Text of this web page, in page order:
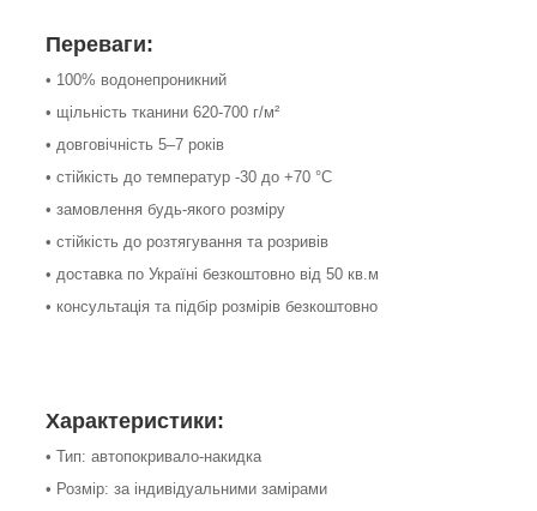
Переваги:
• 100% водонепроникний
• щільність тканини 620-700 г/м²
• довговічність 5–7 років
• стійкість до температур -30 до +70 °С
• замовлення будь-якого розміру
• стійкість до розтягування та розривів
• доставка по Україні безкоштовно від 50 кв.м
• консультація та підбір розмірів безкоштовно
Характеристики:
• Тип: автопокривало-накидка
• Розмір: за індивідуальними замірами